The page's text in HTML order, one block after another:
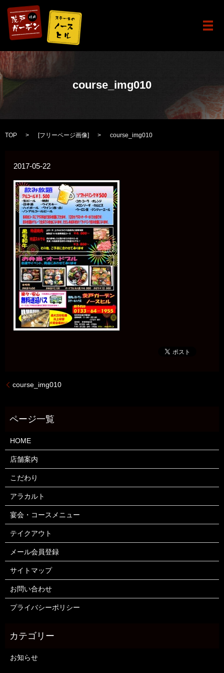
メ
course_img010
TOP [フリーページ画像] course_img010
2017-05-22
course_img010
HOME
店舗案内
こだわり
アラカルト
宴会・コースメニュー
テイクアウト
メール会員登録
サイトマップ
お問い合わせ
プライバシーポリシー
お知らせ